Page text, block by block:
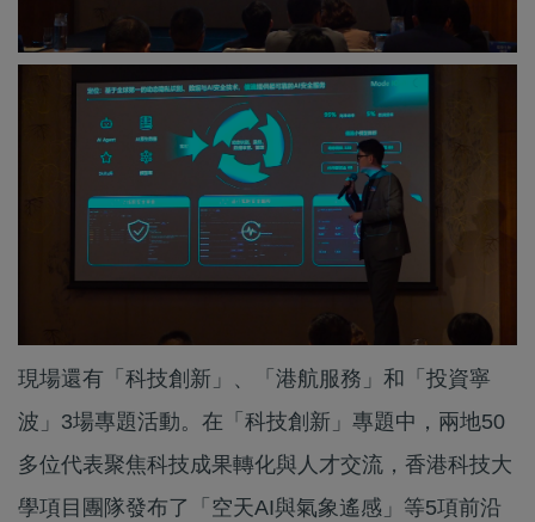
現場還有「科技創新」、「港航服務」和「投資寧
波」3場專題活動。在「科技創新」專題中，兩地50
多位代表聚焦科技成果轉化與人才交流，香港科技大
學項目團隊發布了「空天AI與氣象遙感」等5項前沿